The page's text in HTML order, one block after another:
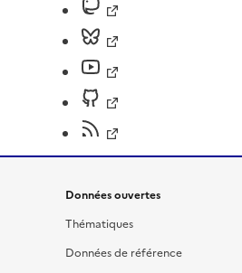
Données ouvertes
Thématiques
Données de référence